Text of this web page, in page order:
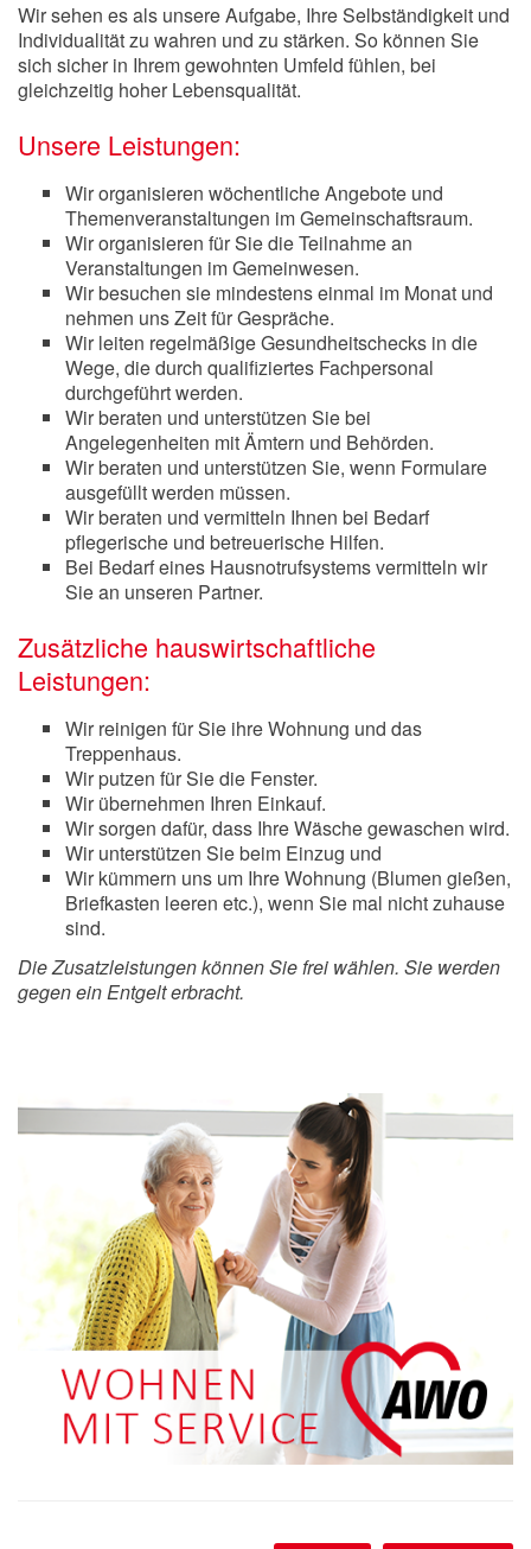
Wir sehen es als unsere Aufgabe, Ihre Selbständigkeit und
Individualität zu wahren und zu stärken. So können Sie
sich sicher in Ihrem gewohnten Umfeld fühlen, bei
gleichzeitig hoher Lebensqualität.
Unsere Leistungen:
Wir organisieren wöchentliche Angebote und
Themenveranstaltungen im Gemeinschaftsraum.
Wir organisieren für Sie die Teilnahme an
Veranstaltungen im Gemeinwesen.
Wir besuchen sie mindestens einmal im Monat und
nehmen uns Zeit für Gespräche.
Wir leiten regelmäßige Gesundheitschecks in die
Wege, die durch qualifiziertes Fachpersonal
durchgeführt werden.
Wir beraten und unterstützen Sie bei
Angelegenheiten mit Ämtern und Behörden.
Wir beraten und unterstützen Sie, wenn Formulare
ausgefüllt werden müssen.
Wir beraten und vermitteln Ihnen bei Bedarf
pflegerische und betreuerische Hilfen.
Bei Bedarf eines Hausnotrufsystems vermitteln wir
Sie an unseren Partner.
Zusätzliche hauswirtschaftliche
Leistungen:
Wir reinigen für Sie ihre Wohnung und das
Treppenhaus.
Wir putzen für Sie die Fenster.
Wir übernehmen Ihren Einkauf.
Wir sorgen dafür, dass Ihre Wäsche gewaschen wird.
Wir unterstützen Sie beim Einzug und
Wir kümmern uns um Ihre Wohnung (Blumen gießen,
Briefkasten leeren etc.), wenn Sie mal nicht zuhause
sind.
Die Zusatzleistungen können Sie frei wählen. Sie werden
gegen ein Entgelt erbracht.